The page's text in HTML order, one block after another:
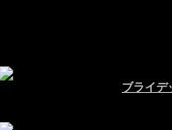
ブライデ